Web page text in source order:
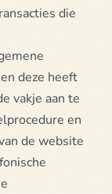
die
deze heeft
vakje aan te
en
de website